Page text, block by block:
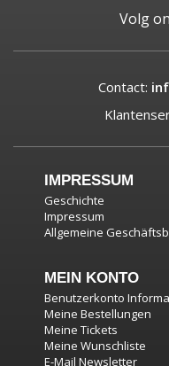
Volg
Contact:
IMPRESSUM
Geschichte
Impressum
Allgemeine
MEIN KONTO
Benutzerkonto
Meine Bestellungen
Meine Tickets
Meine Wunschliste
E-Mail Newsletter